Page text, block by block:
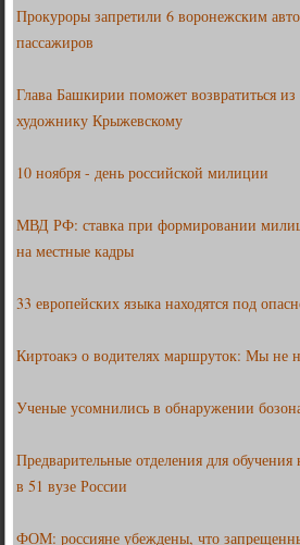
Прокуроры запретили 6 воронежским
пассажиров
Глава Башкирии поможет возвратиться
художнику Крыжевскому
10 ноября - день российской милиции
МВД РФ: ставка при формировании
на местные кадры
33 европейских языка находятся под
Киртоакэ о водителях маршруток: Мы не
Ученые усомнились в обнаружении
Предварительные отделения для
в 51 вузе России
ФОМ: россияне убеждены, что